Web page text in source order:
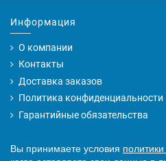
Информация
О компании
Контакты
Доставка заказов
Политика конфиденциальности
Гарантийные обязательства
Вы принимаете условия